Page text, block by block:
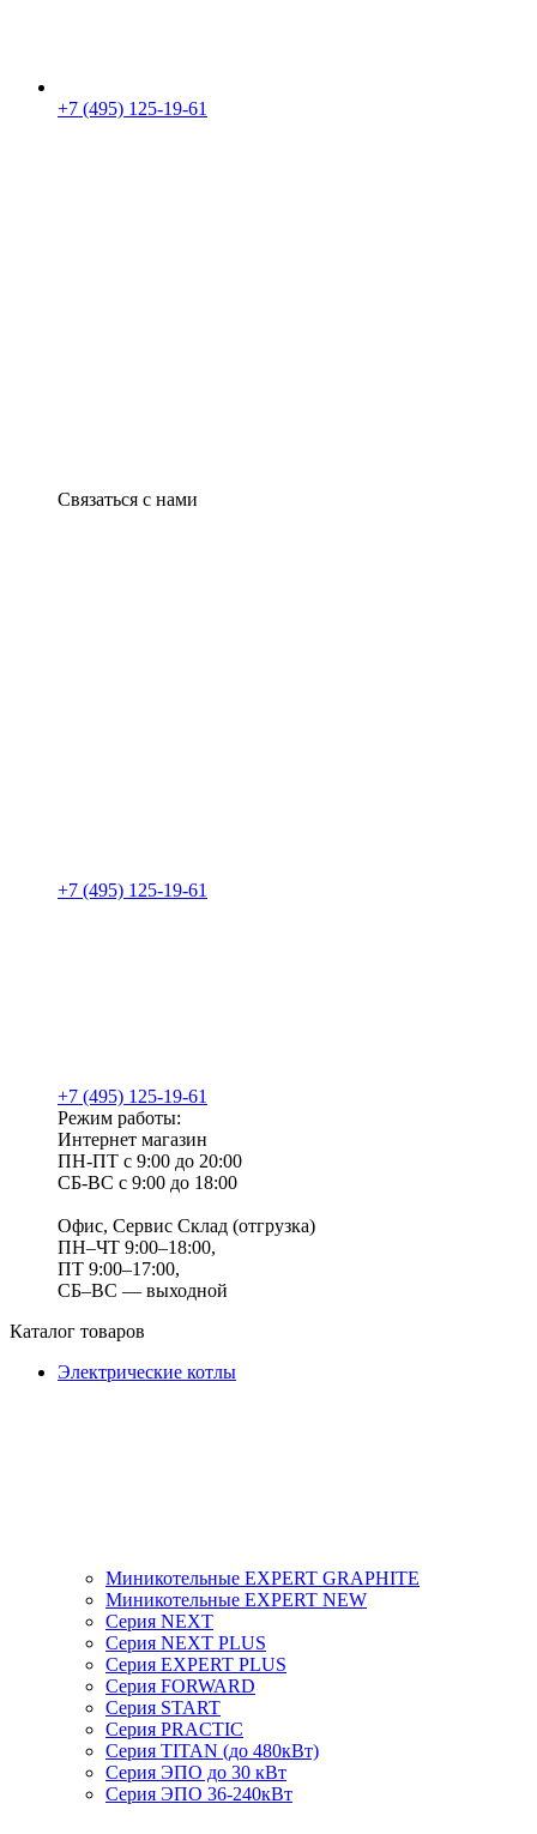
+7 (495) 125-19-61
Связаться с нами
+7 (495) 125-19-61
+7 (495) 125-19-61
Режим работы:
Интернет магазин
ПН-ПТ с 9:00 до 20:00
СБ-ВС с 9:00 до 18:00
Офис, Сервис Склад (отгрузка)
ПН–ЧТ 9:00–18:00,
ПТ 9:00–17:00,
СБ–ВС — выходной
Каталог товаров
Электрические котлы
Миникотельные EXPERT GRAPHITE
Миникотельные EXPERT NEW
Серия NEXT
Серия NEXT PLUS
Серия EXPERT PLUS
Серия FORWARD
Серия START
Серия PRACTIC
Серия TITAN (до 480кВт)
Серия ЭПО до 30 кВт
Серия ЭПО 36-240кВт